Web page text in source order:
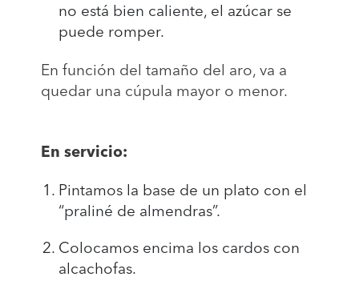
no está bien caliente, el azúcar se
puede romper.
En función del tamaño del aro, va a
quedar una cúpula mayor o menor.
En servicio:
Pintamos la base de un plato con el
“praliné de almendras”.
Colocamos encima los cardos con
alcachofas.